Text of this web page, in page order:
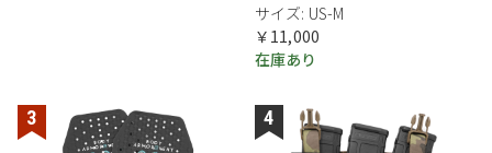
サイズ: US-M
￥11,000
在庫あり